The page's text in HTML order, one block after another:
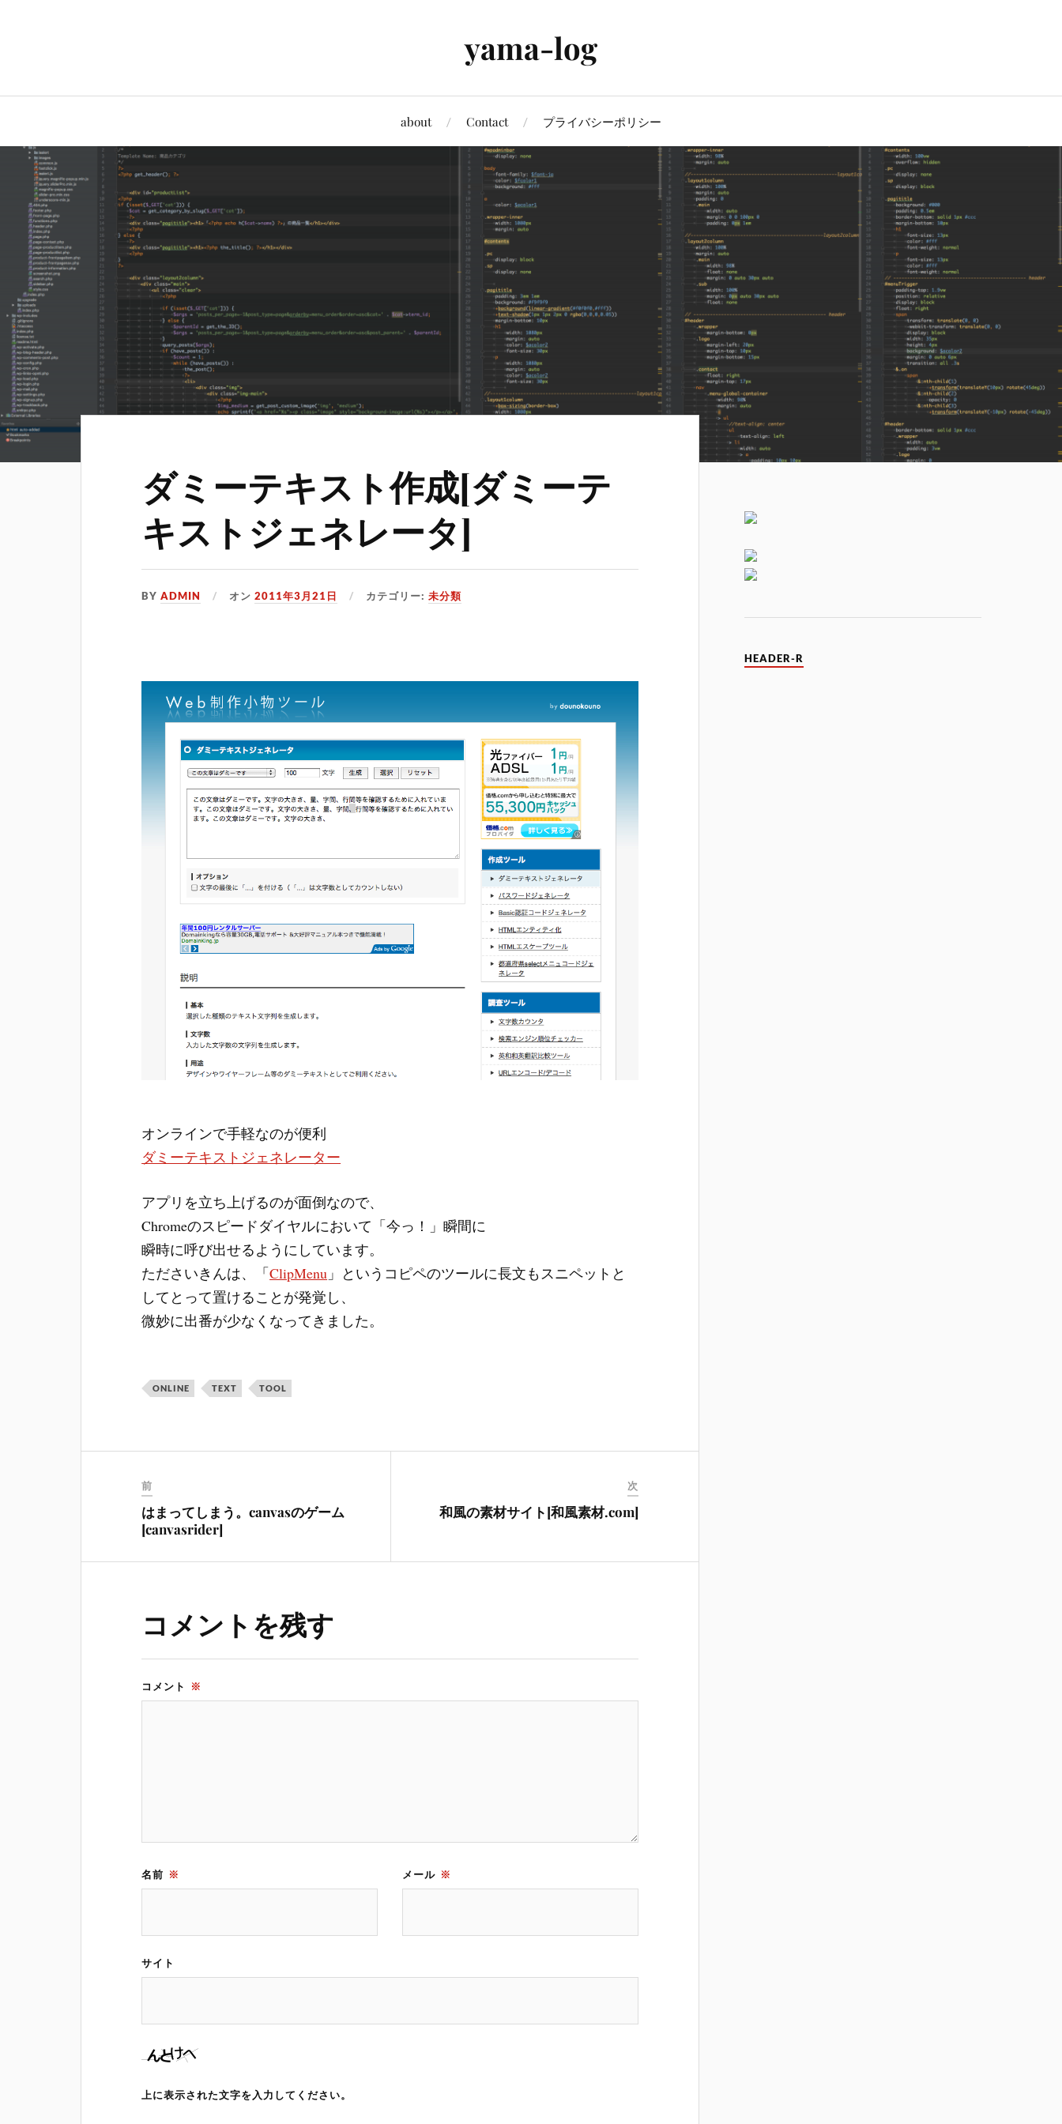
yama-log
about Contact プライバシーポリシー
ダミーテキスト作成[ダミーテ
キストジェネレータ]
BYADMIN オン2011年3月21日 カテゴリー:未分類
オンラインで手軽なのが便利
ダミーテキストジェネレーター
アプリを立ち上げるのが面倒なので、
Chromeのスピードダイヤルにおいて「今っ！」瞬間に
瞬時に呼び出せるようにしています。
たださいきんは、「ClipMenu 」というコピペのツールに長文もスニペットと
してとって置けることが発覚し、
微妙に出番が少なくなってきました。
ONLINE TEXT TOOL
前
はまってしまう。canvasのゲーム
[canvasrider]
次
和風の素材サイト[和風素材.com]
コメントを残す
コメント ※
名前 ※ メール ※
サイト
上に表示された文字を入力してください。
HEADER-R